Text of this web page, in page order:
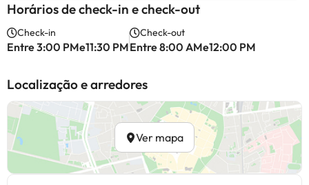
Horários de check-in e check-out
Check-in
Entre 3:00 PMe11:30 PM
Check-out
Entre 8:00 AMe12:00 PM
Localização e arredores
Ver mapa